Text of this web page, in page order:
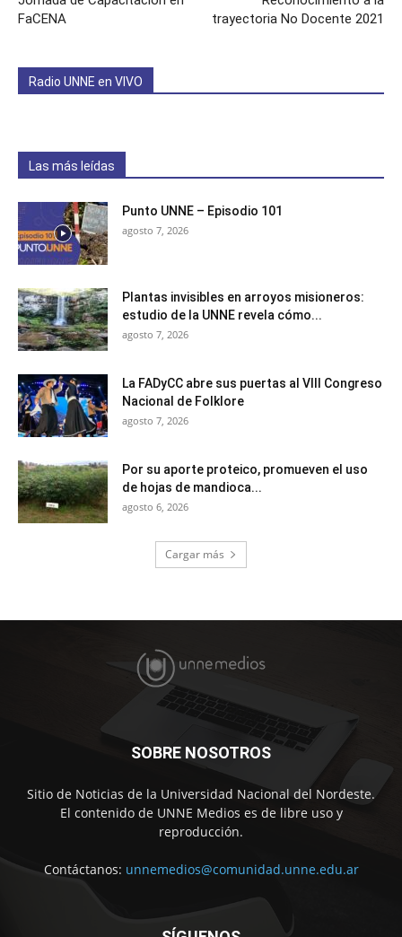
FaCENA
trayectoria No Docente 2021
Radio UNNE en VIVO
Las más leídas
Punto UNNE – Episodio 101
agosto 7, 2026
Plantas invisibles en arroyos misioneros:
estudio de la UNNE revela cómo...
agosto 7, 2026
La FADyCC abre sus puertas al VIII Congreso
Nacional de Folklore
agosto 7, 2026
Por su aporte proteico, promueven el uso
de hojas de mandioca...
agosto 6, 2026
Cargar más
SOBRE NOSOTROS
Sitio de Noticias de la Universidad Nacional del Nordeste.
El contenido de UNNE Medios es de libre uso y
reproducción.
Contáctanos: unnemedios@comunidad.unne.edu.ar